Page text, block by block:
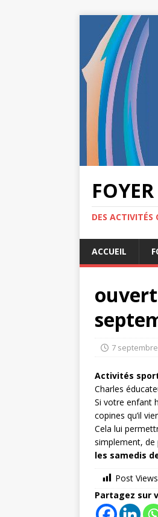
DES ACTIVITÉS
ACCUEIL
7
Activités
Charles
Si votre enfant
copines qu’il
Cela lui
simplement, de
les samedis
Post
Partagez sur